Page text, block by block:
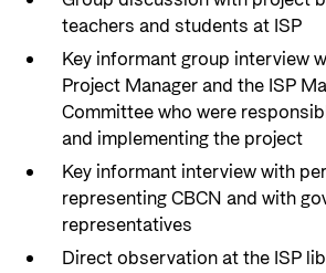
teachers and students at ISP
Key informant group interview
Project Manager and the ISP
Committee who were
and implementing the project
Key informant interview with
representing CBCN and with
representatives
Direct observation at the ISP